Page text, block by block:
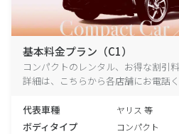
基本料金プラン（C1）
コンパクトのレンタル、お得な割引
詳細は、こちらから各店舗にお電話く
代表車種 ヤリス 等
ボディタイプ コンパクト